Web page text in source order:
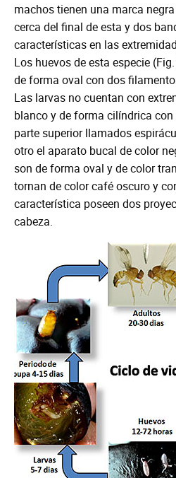
machos tienen una marca
cerca del final de esta y dos
características en las
Los huevos de esta especie
de forma oval con dos
Las larvas no cuentan con
blanco y de forma cilíndrica
parte superior llamados
otro el aparato bucal de color
son de forma oval y de color
tornan de color café oscuro y
característica poseen dos
cabeza.